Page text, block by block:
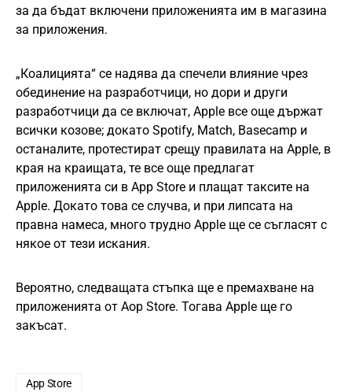
за да бъдат включени приложенията им в магазина
за приложения.
„Коалицията“ се надява да спечели влияние чрез
обединение на разработчици, но дори и други
разработчици да се включат, Apple все още държат
всички козове; докато Spotify, Match, Basecamp и
останалите, протестират срещу правилата на Apple, в
края на краищата, те все още предлагат
приложенията си в App Store и плащат таксите на
Apple. Докато това се случва, и при липсата на
правна намеса, много трудно Apple ще се съгласят с
някое от тези искания.
Вероятно, следващата стъпка ще е премахване на
приложенията от Aop Store. Тогава Apple ще го
закъсат.
App Store